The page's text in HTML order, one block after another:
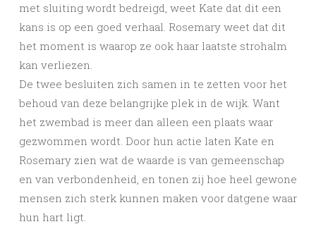
met sluiting wordt bedreigd, weet Kate dat dit een
kans is op een goed verhaal. Rosemary weet dat dit
het moment is waarop ze ook haar laatste strohalm
kan verliezen.
De twee besluiten zich samen in te zetten voor het
behoud van deze belangrijke plek in de wijk. Want
het zwembad is meer dan alleen een plaats waar
gezwommen wordt. Door hun actie laten Kate en
Rosemary zien wat de waarde is van gemeenschap
en van verbondenheid, en tonen zij hoe heel gewone
mensen zich sterk kunnen maken voor datgene waar
hun hart ligt.